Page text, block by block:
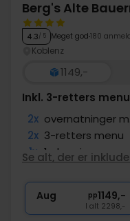
Berg's Alte
4.3/ 5 Meget god 180
Koblenz
1149,-
Inkl. 3-retters menu
2x overnatninger
2x 3-retters menu
1x 1 glas vin
∞ Gratis internet
Se alt, der er
Aug pp1149,-
I alt 2298,-